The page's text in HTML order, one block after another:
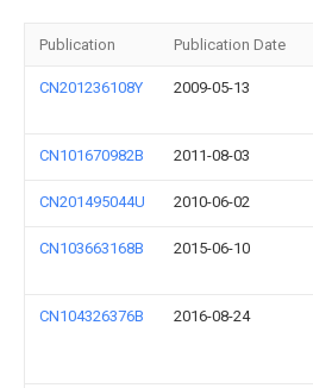
Publication Publication Date
CN201236108Y 2009-05-13
CN101670982B 2011-08-03
CN201495044U 2010-06-02
CN103663168B 2015-06-10
CN104326376B 2016-08-24